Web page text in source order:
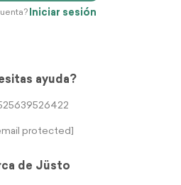
Iniciar sesión
ayuda?
protected]
de Jüsto